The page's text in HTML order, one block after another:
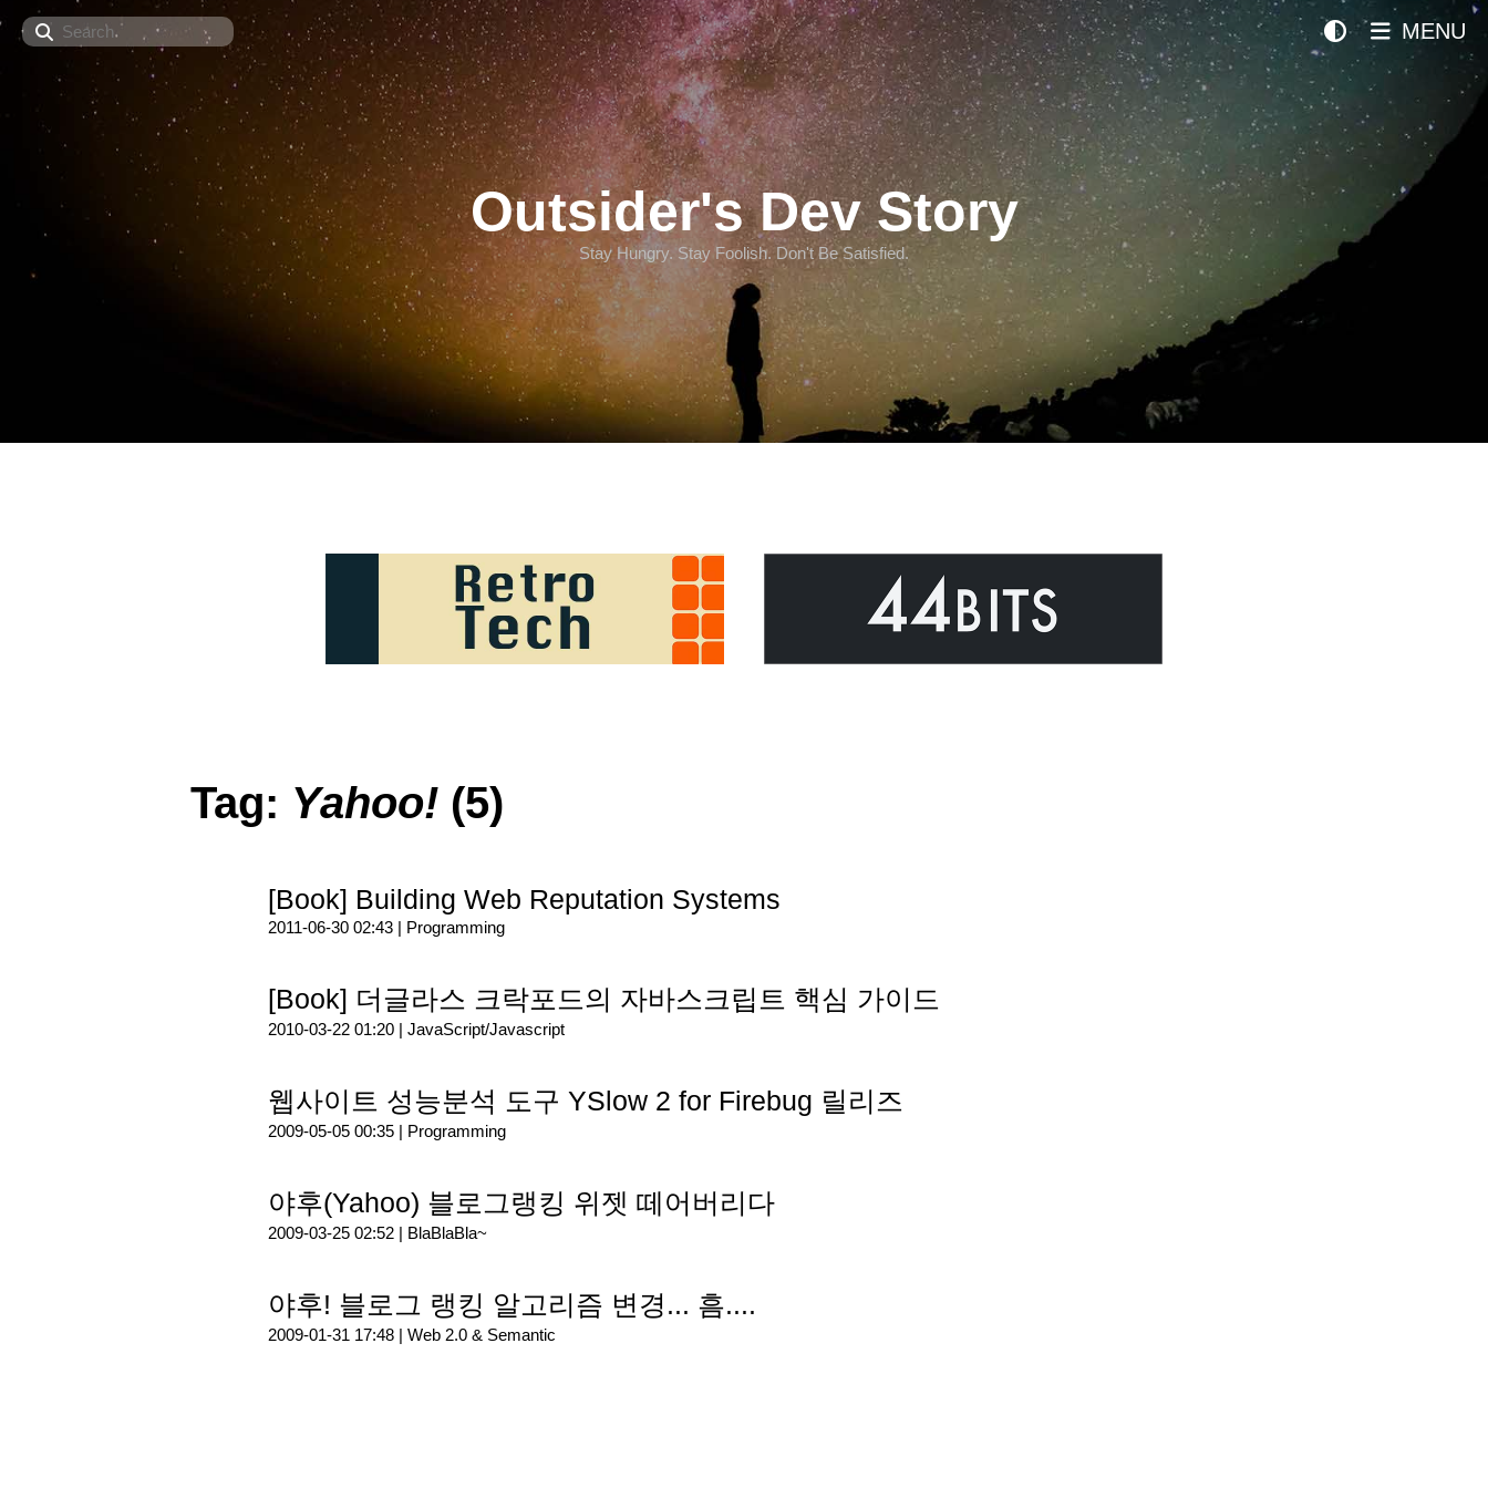
Search
Outsider's Dev Story
Stay Hungry. Stay Foolish. Don't Be Satisfied.
MENU
Tag: Yahoo! (5)
[Book] Building Web Reputation Systems
2011-06-30 02:43 | Programming
[Book] 더글라스 크락포드의 자바스크립트 핵심 가이드
2010-03-22 01:20 | JavaScript/Javascript
웹사이트 성능분석 도구 YSlow 2 for Firebug 릴리즈
2009-05-05 00:35 | Programming
야후(Yahoo) 블로그랭킹 위젯 떼어버리다
2009-03-25 02:52 | BlaBlaBla~
야후! 블로그 랭킹 알고리즘 변경... 흠....
2009-01-31 17:48 | Web 2.0 & Semantic